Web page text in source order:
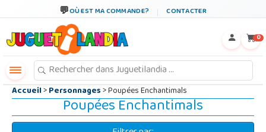
OÙ EST MA COMMANDE? CONTACTER
0
Accueil>Personnages> Poupées Enchantimals
Poupées Enchantimals